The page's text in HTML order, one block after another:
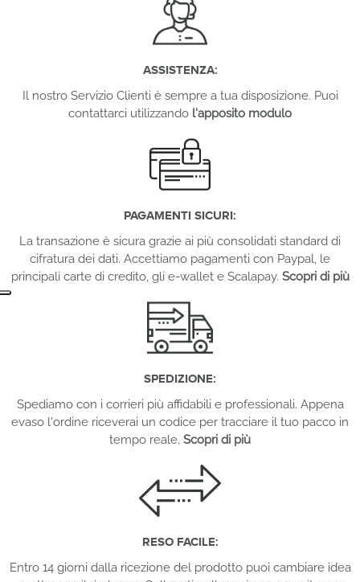
ASSISTENZA:
Il nostro Servizio Clienti è sempre a tua disposizione. Puoi
contattarci utilizzando l'apposito modulo
PAGAMENTI SICURI:
La transazione è sicura grazie ai più consolidati standard di
cifratura dei dati. Accettiamo pagamenti con Paypal, le
principali carte di credito, gli e-wallet e Scalapay. Scopri di più
SPEDIZIONE:
Spediamo con i corrieri più affidabili e professionali. Appena
evaso l'ordine riceverai un codice per tracciare il tuo pacco in
tempo reale. Scopri di più
RESO FACILE:
Entro 14 giorni dalla ricezione del prodotto puoi cambiare idea